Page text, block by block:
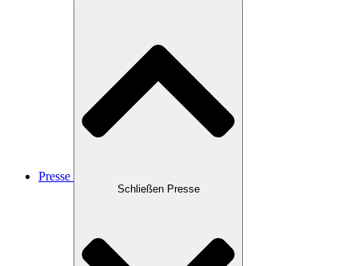
Presse
Schließen Presse